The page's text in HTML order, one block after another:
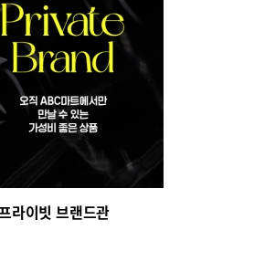
라이빗 브랜드관